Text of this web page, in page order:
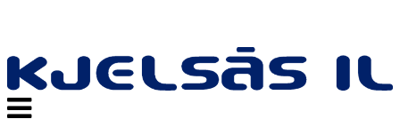
Veksle
navigasjon